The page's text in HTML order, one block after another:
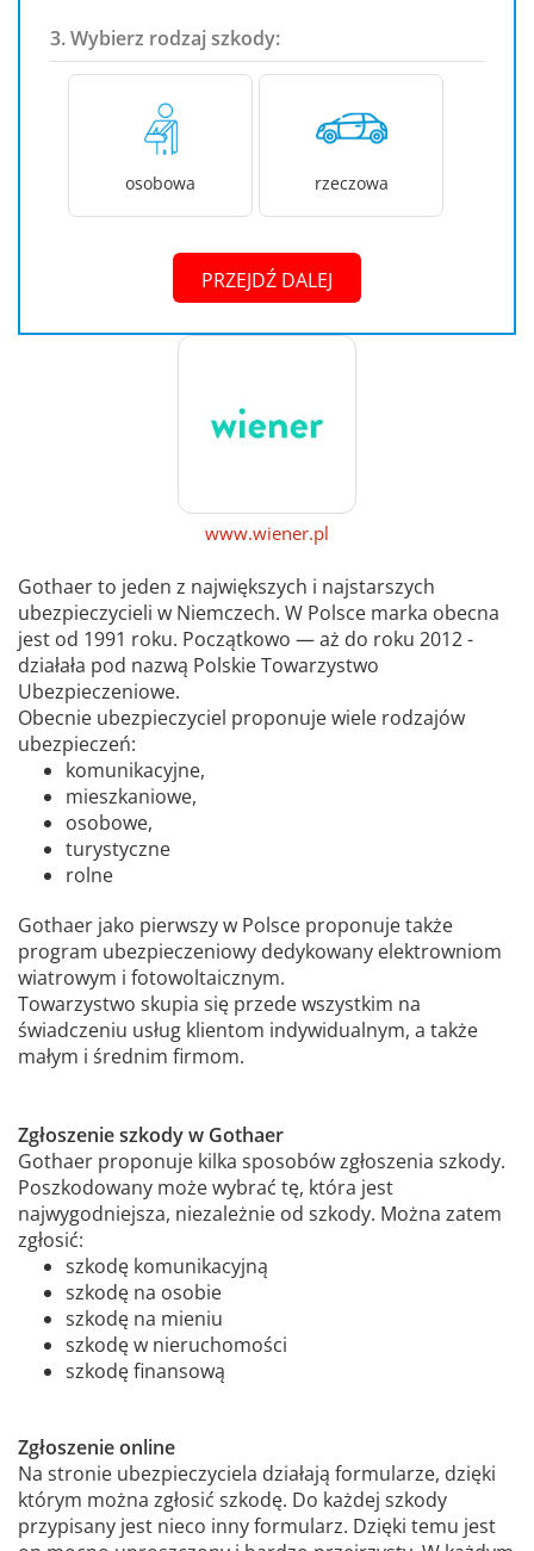
3. Wybierz rodzaj szkody:
osobowa rzeczowa
PRZEJDŹ DALEJ
www.wiener.pl
Gothaer to jeden z największych i najstarszych
ubezpieczycieli w Niemczech. W Polsce marka obecna
jest od 1991 roku. Początkowo — aż do roku 2012 -
działała pod nazwą Polskie Towarzystwo
Ubezpieczeniowe.
Obecnie ubezpieczyciel proponuje wiele rodzajów
ubezpieczeń:
komunikacyjne,
mieszkaniowe,
osobowe,
turystyczne
rolne
Gothaer jako pierwszy w Polsce proponuje także
program ubezpieczeniowy dedykowany elektrowniom
wiatrowym i fotowoltaicznym.
Towarzystwo skupia się przede wszystkim na
świadczeniu usług klientom indywidualnym, a także
małym i średnim firmom.
Zgłoszenie szkody w Gothaer
Gothaer proponuje kilka sposobów zgłoszenia szkody.
Poszkodowany może wybrać tę, która jest
najwygodniejsza, niezależnie od szkody. Można zatem
zgłosić:
szkodę komunikacyjną
szkodę na osobie
szkodę na mieniu
szkodę w nieruchomości
szkodę finansową
Zgłoszenie online
Na stronie ubezpieczyciela działają formularze, dzięki
którym można zgłosić szkodę. Do każdej szkody
przypisany jest nieco inny formularz. Dzięki temu jest